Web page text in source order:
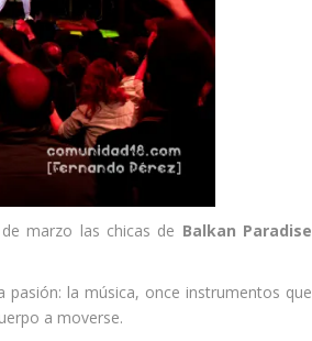
marzo las chicas de Balkan Paradise
la música, once instrumentos que
a moverse.